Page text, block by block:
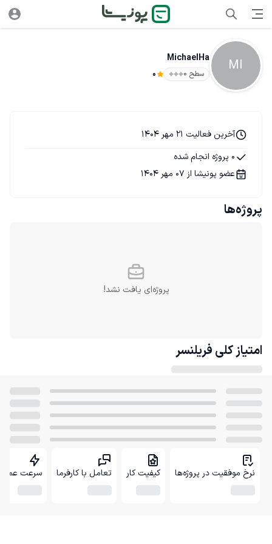
MI
MichaelHa
سطح ۰ 0
آخرین فعالیت 21 مهر 1404
0 پروژه انجام شده
عضو پونیشا از 07 مهر 1404
پروژه‌ها
پروژه‌ای یافت نشد!
امتیاز کلی فریلنسر
نرخ موفقیت در پروژه‌ها کیفیت کار تعامل با کارفرما سرعت عمل